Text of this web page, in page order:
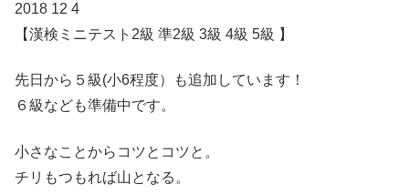
2018 12 4
【漢検ミニテスト2級 準2級 3級 4級 5級 】
先日から５級(小6程度）も追加しています！
６級なども準備中です。
小さなことからコツとコツと。
チリもつもれば山となる。